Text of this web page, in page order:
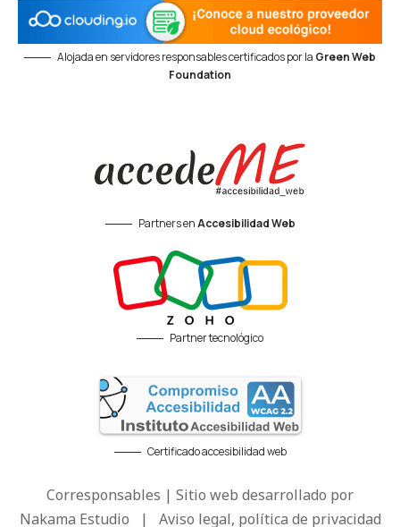
Alojada en servidores responsables certificados por la Green Web
Foundation
Partners enAccesibilidad Web
Partner tecnológico
Certificado accesibilidad web
Corresponsables | Sitio web desarrollado por
Nakama Estudio | Aviso legal, política de privacidad